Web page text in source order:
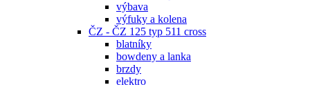
výbava
výfuky a kolena
ČZ - ČZ 125 typ 511 cross
blatníky
bowdeny a lanka
brzdy
elektro